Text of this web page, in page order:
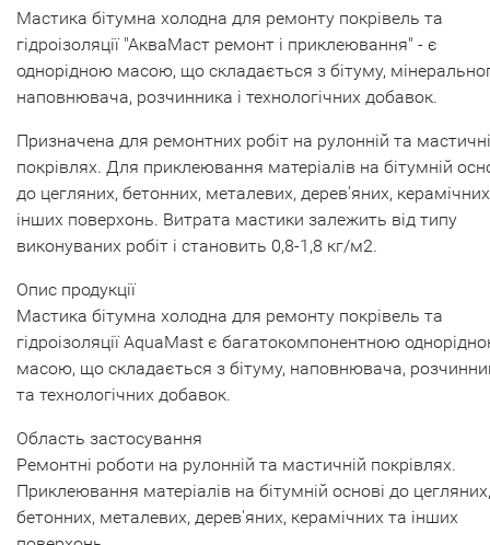
Мастика бітумна холодна для ремонту покрівель та
гідроізоляції "АкваМаст ремонт і приклеювання" - є
однорідною масою, що складається з бітуму,
наповнювача, розчинника і технологічних добавок.
Призначена для ремонтних робіт на рулонній та
покрівлях. Для приклеювання матеріалів на бітумній
до цегляних, бетонних, металевих, дерев'яних,
інших поверхонь. Витрата мастики залежить від типу
виконуваних робіт і становить 0,8-1,8 кг/м2.
Опис продукції
Мастика бітумна холодна для ремонту покрівель та
гідроізоляції AquaMast є багатокомпонентною
масою, що складається з бітуму, наповнювача,
та технологічних добавок.
Область застосування
Ремонтні роботи на рулонній та мастичній покрівлях.
Приклеювання матеріалів на бітумній основі до цегляних,
бетонних, металевих, дерев'яних, керамічних та інших